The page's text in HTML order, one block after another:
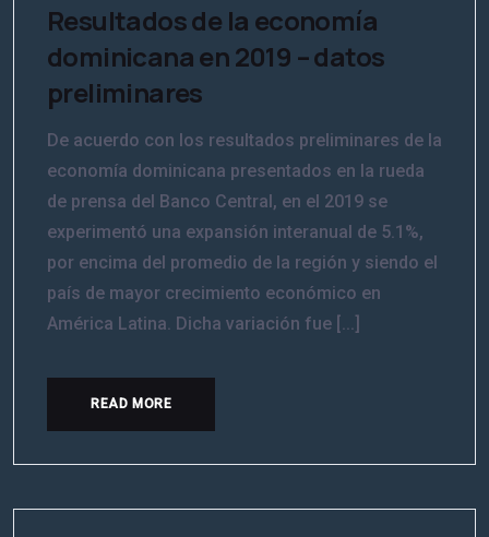
Resultados de la economía
dominicana en 2019 – datos
preliminares
De acuerdo con los resultados preliminares de la
economía dominicana presentados en la rueda
de prensa del Banco Central, en el 2019 se
experimentó una expansión interanual de 5.1%,
por encima del promedio de la región y siendo el
país de mayor crecimiento económico en
América Latina. Dicha variación fue [...]
READ MORE